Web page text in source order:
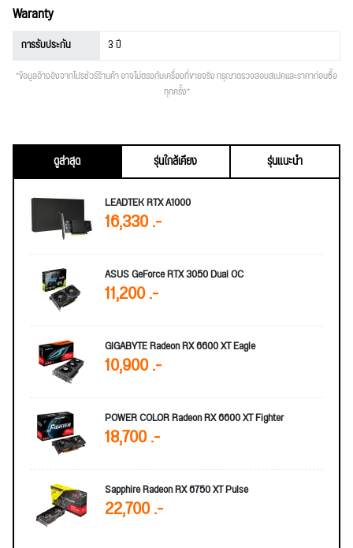
Waranty
การรับประกัน 3 ปี
*ข้อมูลอ้างอิงจากโปรชัวร์ร้านค้า อาจไม่ตรงกับเครื่องที่ขายจริง กรุณาตรวจสอบสเปคและราคาก่อนซื้อ
ทุกครั้ง*
ดูล่าสุด รุ่นใกล้เคียง
รุ่นแนะนำ
LEADTEK RTX A1000
16,330 .-
ASUS GeForce RTX 3050 Dual OC
11,200 .-
GIGABYTE Radeon RX 6600 XT Eagle
10,900 .-
POWER COLOR Radeon RX 6600 XT Fighter
18,700 .-
Sapphire Radeon RX 6750 XT Pulse
22,700 .-